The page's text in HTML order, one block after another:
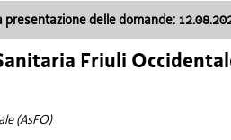
presentazione delle domande:
Friuli
(AsFO)